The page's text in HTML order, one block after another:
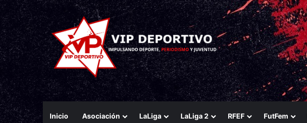
Inicio Asociación LaLiga LaLiga 2 RFEF FutFem